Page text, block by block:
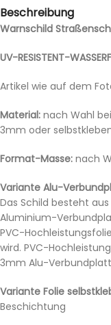
Beschreibung
Warnschild
UV-RESISTENT-
Artikel wie auf dem
Material: nach Wahl
3mm oder
Format-Masse: nach
Variante Alu-
Das Schild besteht
Aluminium-
PVC-
wird. PVC-
3mm Alu-
Variante Folie
Beschichtung